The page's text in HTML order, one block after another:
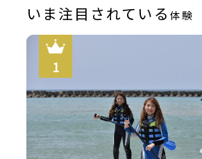
いま注目されている 体験